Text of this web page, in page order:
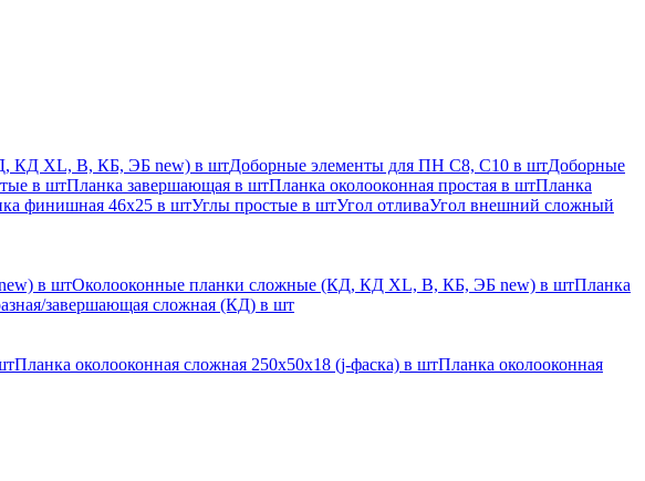
КД XL, В, КБ, ЭБ new) в штДоборные элементы для ПН С8, С10 в штДоборные
в штПланка завершающая в штПланка околооконная простая в штПланка
финишная 46х25 в штУглы простые в штУгол отливаУгол внешний сложный
в штОколооконные планки сложные (КД, КД XL, В, КБ, ЭБ new) в штПланка
завершающая сложная (КД) в шт
Планка околооконная сложная 250х50х18 (j-фаска) в штПланка околооконная